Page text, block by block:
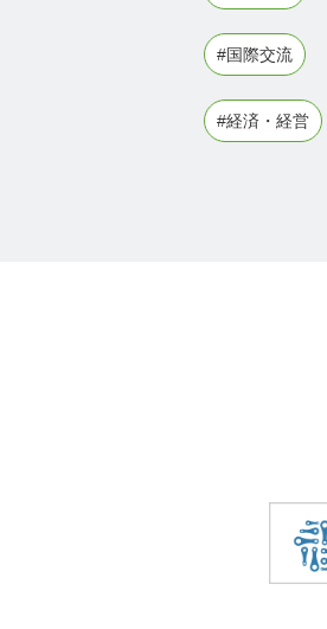
#国際交流
#経済・経営